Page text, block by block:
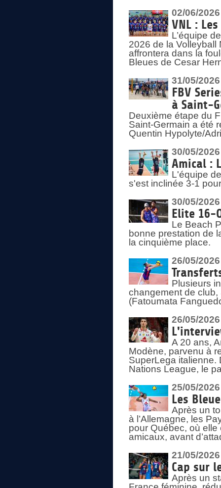
02/06/2026
VNL :
L’équipe
2026 de la
affrontera dans la
Bleues de Cesar
31/05/2026
FBV
à Saint-
Deuxième étape du
Saint-Germain a été
Quentin Hypolyte/
30/05/2026
Amical :
L'équipe
s'est inclinée 3-1
30/05/2026
Elite 16-
Le Beach
bonne prestation de
la cinquième place.
26/05/2026
Plusieurs
changement de
(Fatoumata
26/05/2026
A 20 ans,
Modène, parvenu à
SuperLega italienne.
Nations League, le
25/05/2026
Les
Après un
à l’Allemagne, les
pour Québec, où
amicaux, avant
21/05/2026
Cap sur
Après un